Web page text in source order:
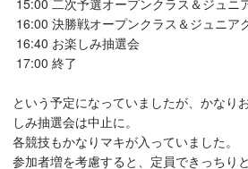
15:00 二次予選オープンクラス＆ジュニ
16:00 決勝戦オープンクラス＆ジュニア
16:40 お楽しみ抽選会
17:00 終了
という予定になっていましたが、かなり
しみ抽選会は中止に。
各競技もかなりマキが入っていました。
参加者増を考慮すると、定員できっちり